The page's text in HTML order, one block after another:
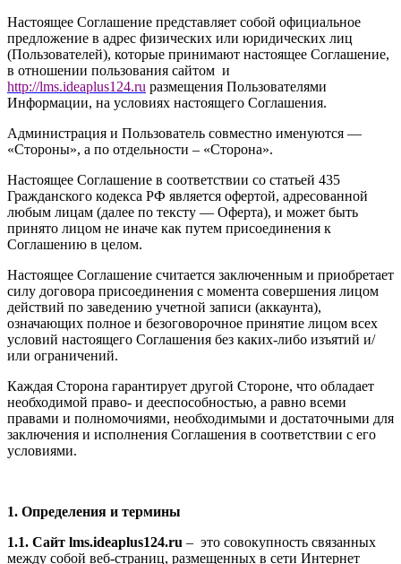
Настоящее Соглашение представляет собой официальное
предложение в адрес физических или юридических лиц
(Пользователей), которые принимают настоящее Соглашение,
в отношении пользования сайтом и
http://lms.ideaplus124.ru размещения Пользователями
Информации, на условиях настоящего Соглашения.
Администрация и Пользователь совместно именуются —
«Стороны», а по отдельности – «Сторона».
Настоящее Соглашение в соответствии со статьей 435
Гражданского кодекса РФ является офертой, адресованной
любым лицам (далее по тексту — Оферта), и может быть
принято лицом не иначе как путем присоединения к
Соглашению в целом.
Настоящее Соглашение считается заключенным и приобретает
силу договора присоединения с момента совершения лицом
действий по заведению учетной записи (аккаунта),
означающих полное и безоговорочное принятие лицом всех
условий настоящего Соглашения без каких-либо изъятий и/
или ограничений.
Каждая Сторона гарантирует другой Стороне, что обладает
необходимой право- и дееспособностью, а равно всеми
правами и полномочиями, необходимыми и достаточными для
заключения и исполнения Соглашения в соответствии с его
условиями.
1. Определения и термины
1.1. Сайт lms.ideaplus124.ru – это совокупность связанных
между собой веб-страниц, размещенных в сети Интернет